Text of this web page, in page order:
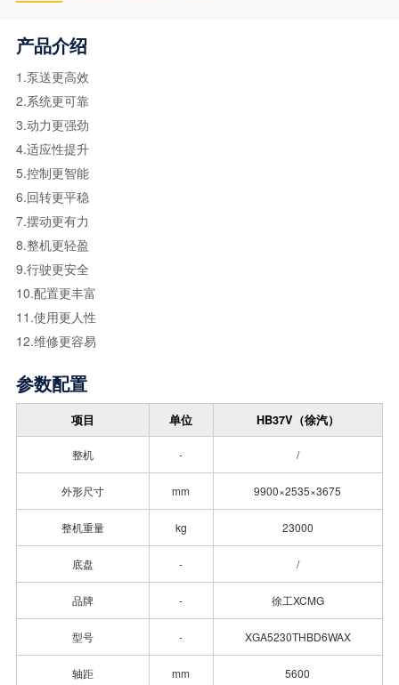
产品介绍
1.泵送更高效
2.系统更可靠
3.动力更强劲
4.适应性提升
5.控制更智能
6.回转更平稳
7.摆动更有力
8.整机更轻盈
9.行驶更安全
10.配置更丰富
11.使用更人性
12.维修更容易
参数配置
项目 单位 HB37V（徐汽）
整机 - /
外形尺寸 mm 9900×2535×3675
整机重量 kg 23000
底盘 - /
品牌 - 徐工XCMG
型号 - XGA5230THBD6WAX
轴距 mm 5600